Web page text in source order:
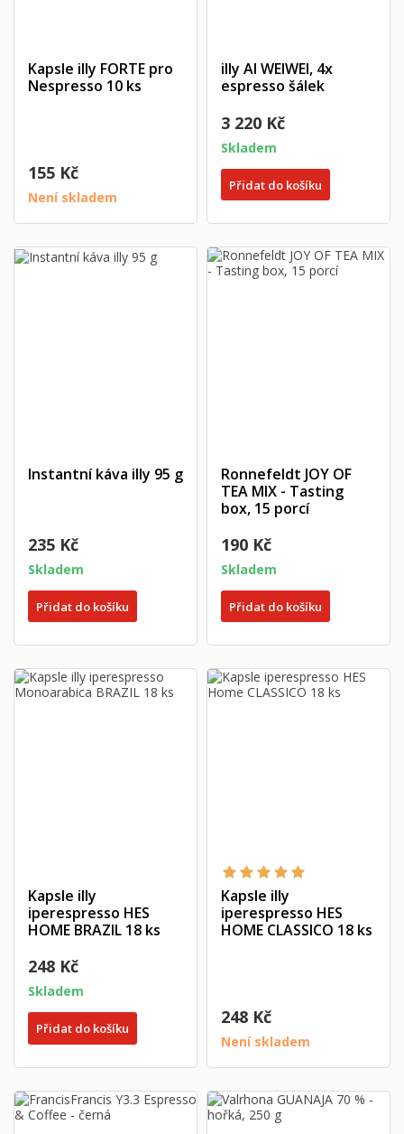
Kapsle illy FORTE pro
Nespresso 10 ks
155 Kč
Není skladem
illy AI WEIWEI, 4x
espresso šálek
3 220 Kč
Skladem
Přidat do košíku
Instantní káva illy 95 g
235 Kč
Skladem
Přidat do košíku
Ronnefeldt JOY OF
TEA MIX - Tasting
box, 15 porcí
190 Kč
Skladem
Přidat do košíku
Kapsle illy
iperespresso HES
HOME BRAZIL 18 ks
248 Kč
Skladem
Přidat do košíku
Kapsle illy
iperespresso HES
HOME CLASSICO 18 ks
248 Kč
Není skladem
Vytvořit nový seznam
((cancelText)) ((modalDeleteText))